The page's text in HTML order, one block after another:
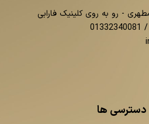
- رو به روی کلینیک فارابی
/
01332340081
دسترسی ها